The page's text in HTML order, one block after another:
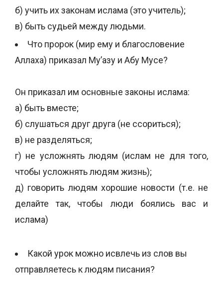
б) учить их законам ислама (это учитель);
в) быть судьей между людьми.
Что пророк (мир ему и благословение
Аллаха) приказал Му’азу и Абу Мусе?
Он приказал им основные законы ислама:
а) быть вместе;
б) слушаться друг друга (не ссориться);
в) не разделяться;
г) не усложнять людям (ислам не для того,
чтобы усложнять людям жизнь);
д) говорить людям хорошие новости (т.е. не
делайте так, чтобы люди боялись вас и
ислама)
Кaкой урок можно исвлечь из слов вы
отправляетесь к людям писания?